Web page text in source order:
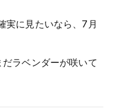
実に見たいなら、7月
ラベンダーが咲いて